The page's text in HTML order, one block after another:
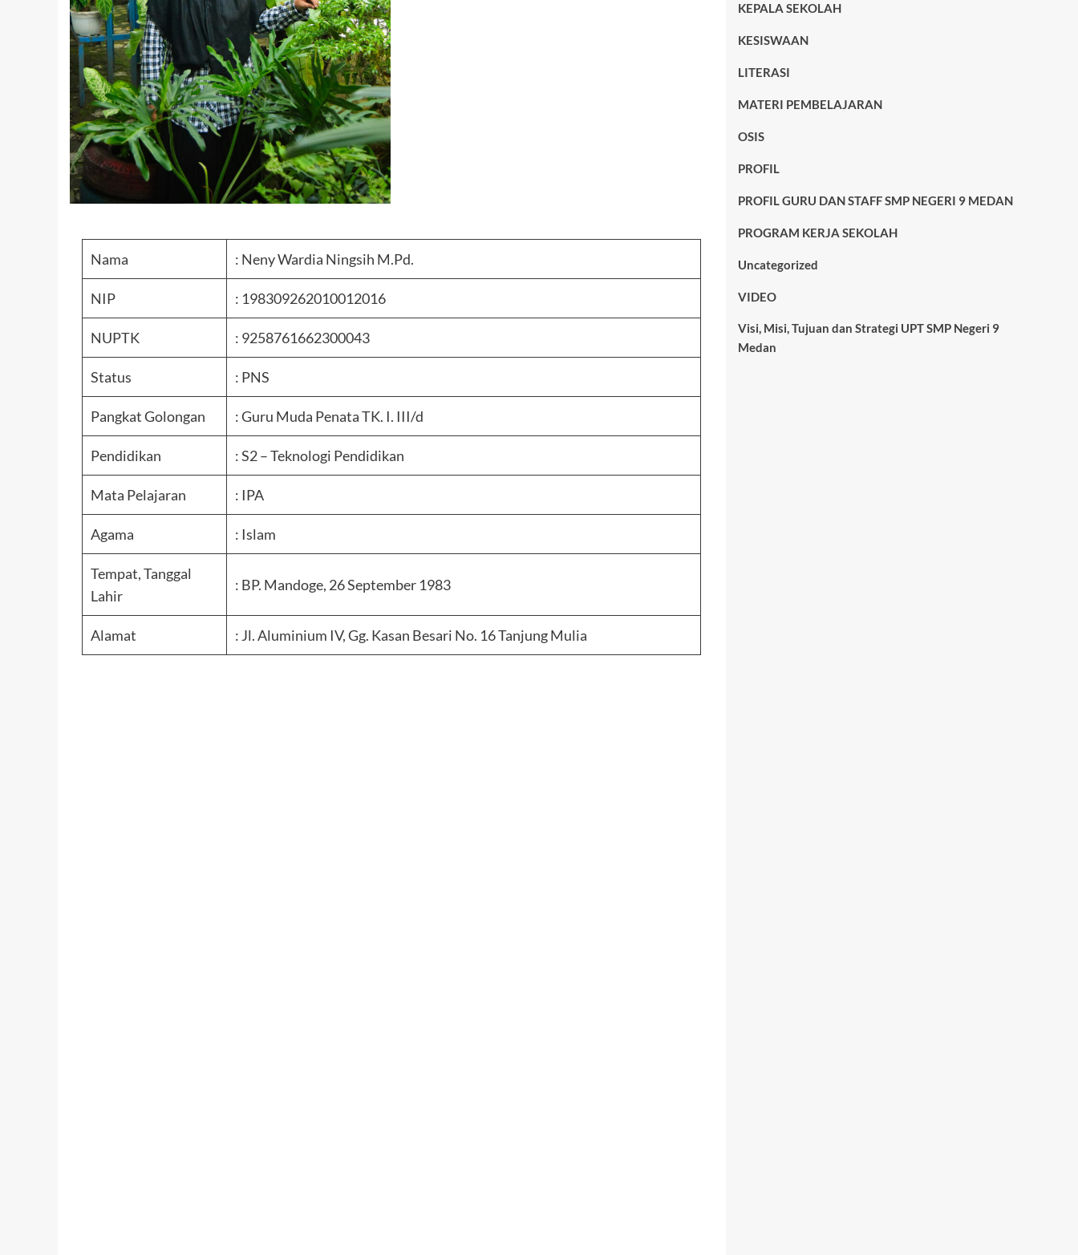
Nama : Neny Wardia Ningsih M.Pd.
NIP : 198309262010012016
NUPTK : 9258761662300043
Status : PNS
Pangkat Golongan : Guru Muda Penata TK. I. III/d
Pendidikan : S2 – Teknologi Pendidikan
Mata Pelajaran : IPA
Agama : Islam
Tempat, Tanggal
Lahir
: BP. Mandoge, 26 September 1983
Alamat : Jl. Aluminium IV, Gg. Kasan Besari No. 16 Tanjung Mulia
KEPALA SEKOLAH
KESISWAAN
LITERASI
MATERI PEMBELAJARAN
OSIS
PROFIL
PROFIL GURU DAN STAFF SMP NEGERI 9 MEDAN
PROGRAM KERJA SEKOLAH
Uncategorized
VIDEO
Visi, Misi, Tujuan dan Strategi UPT SMP Negeri 9
Medan